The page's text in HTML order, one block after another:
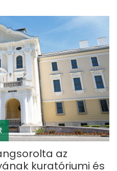
az
kuratóriumi és